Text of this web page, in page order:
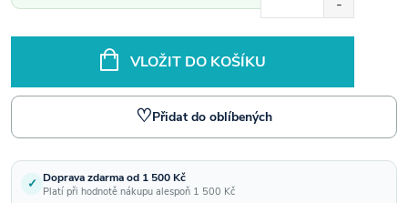
VLOŽIT DO KOŠÍKU
♡Přidat do oblíbených
✓ Doprava zdarma od 1 500 Kč
Platí při hodnotě nákupu alespoň 1 500 Kč